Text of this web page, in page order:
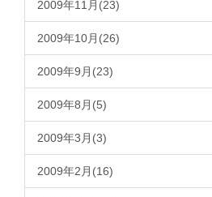
2009年11月(23)
2009年10月(26)
2009年9月(23)
2009年8月(5)
2009年3月(3)
2009年2月(16)